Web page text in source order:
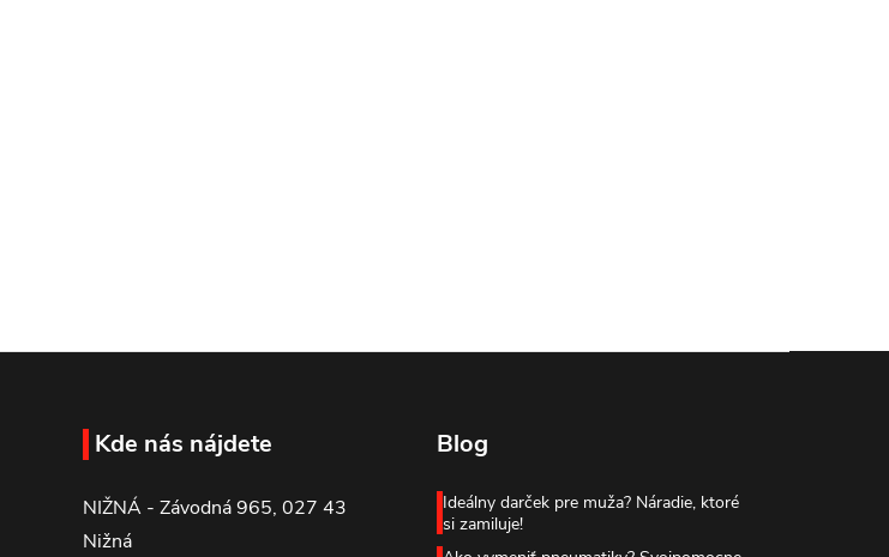
Kde nás nájdete
NIŽNÁ - Závodná 965, 027 43
Nižná
Blog
Ideálny darček pre muža? Náradie, ktoré
si zamiluje!